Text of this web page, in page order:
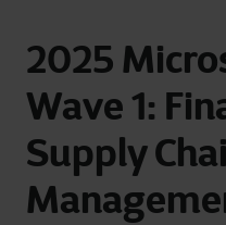
2025
Wave 1:
Supply